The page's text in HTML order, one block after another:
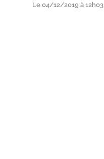
Le 04/12/2019 à 12h03